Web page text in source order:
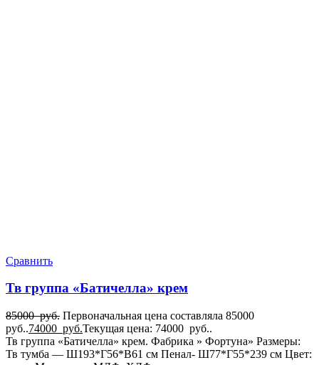
Сравнить
Тв группа «Батичелла» крем
85000руб. Первоначальная цена составляла 85000
руб..74000 руб.Текущая цена: 74000 руб..
Тв группа «Батичелла» крем. Фабрика » Фортуна» Размеры:
Тв тумба — Ш193*Г56*В61 см Пенал- Ш77*Г55*239 см Цвет: